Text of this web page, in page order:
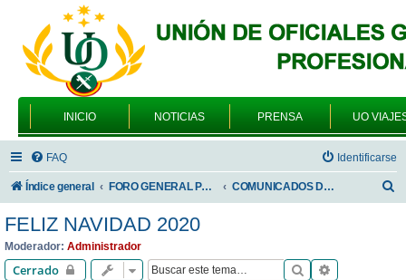
INICIO NOTICIAS PRENSA UO
FAQ Identificarse
Índice general FORO GENERAL PARA TODOS LOS USUARIOS COMUNICADOS DE LA UNIÓN DE OFICIALES
FELIZ NAVIDAD 2020
Moderador: Administrador
Cerrado Buscar